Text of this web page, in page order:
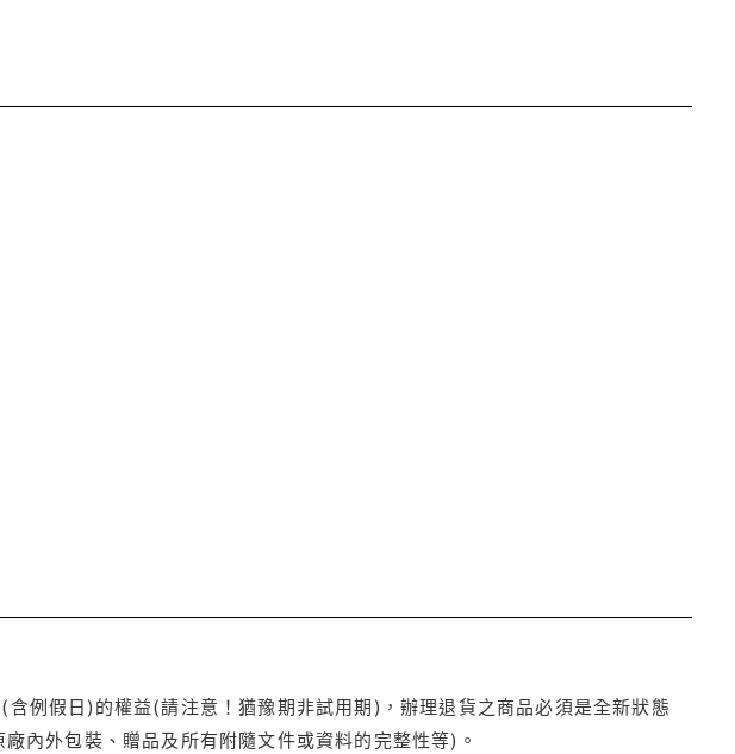
例假日)的權益(請注意！猶豫期非試用期)，辦理退貨之商品必須是全新狀態
內外包裝、贈品及所有附隨文件或資料的完整性等)。